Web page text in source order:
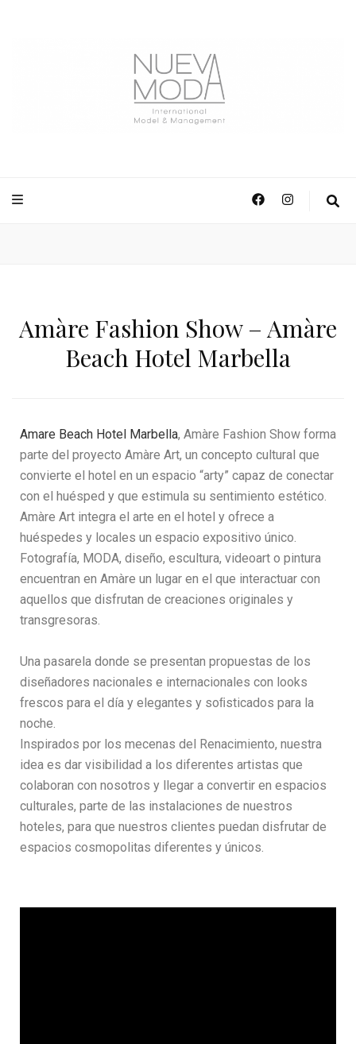
Amàre Fashion Show – Amàre
Beach Hotel Marbella
Amare Beach Hotel Marbella, Amàre Fashion Show forma
parte del proyecto Amàre Art, un concepto cultural que
convierte el hotel en un espacio “arty” capaz de conectar
con el huésped y que estimula su sentimiento estético.
Amàre Art integra el arte en el hotel y ofrece a
huéspedes y locales un espacio expositivo único.
Fotografía, MODA, diseño, escultura, videoart o pintura
encuentran en Amàre un lugar en el que interactuar con
aquellos que disfrutan de creaciones originales y
transgresoras.
Una pasarela donde se presentan propuestas de los
diseñadores nacionales e internacionales con looks
frescos para el día y elegantes y soﬁsticados para la
noche.
Inspirados por los mecenas del Renacimiento, nuestra
idea es dar visibilidad a los diferentes artistas que
colaboran con nosotros y llegar a convertir en espacios
culturales, parte de las instalaciones de nuestros
hoteles, para que nuestros clientes puedan disfrutar de
espacios cosmopolitas diferentes y únicos.